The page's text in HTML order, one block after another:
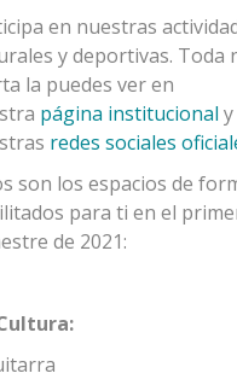
en nuestras
y deportivas. Toda
la puedes ver en
página institucional
redes sociales
son los espacios de
para ti en el
de 2021: